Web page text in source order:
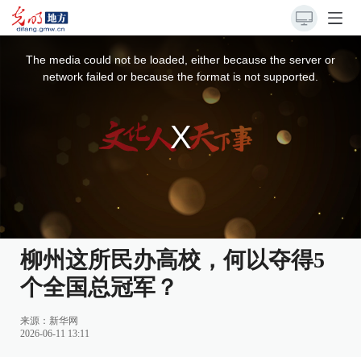
The media could not be loaded, either because the server or
network failed or because the format is not supported.
柳州这所民办高校，何以夺得5
个全国总冠军？
来源： 新华网
2026-06-11 13:11